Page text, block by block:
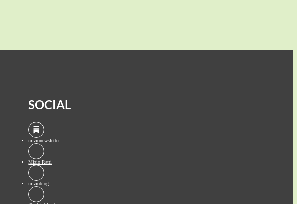
SOCIAL
mizionewsletter
Mizio Ratti
mizioblog